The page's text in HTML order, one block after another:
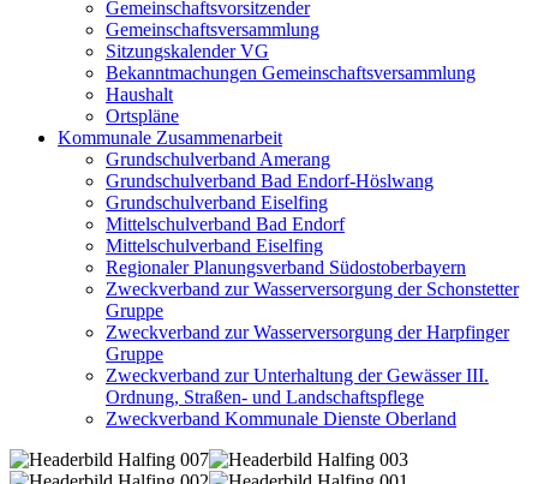
Gemeinschaftsvorsitzender
Gemeinschaftsversammlung
Sitzungskalender VG
Bekanntmachungen Gemeinschaftsversammlung
Haushalt
Ortspläne
Kommunale Zusammenarbeit
Grundschulverband Amerang
Grundschulverband Bad Endorf-Höslwang
Grundschulverband Eiselfing
Mittelschulverband Bad Endorf
Mittelschulverband Eiselfing
Regionaler Planungsverband Südostoberbayern
Zweckverband zur Wasserversorgung der Schonstetter
Gruppe
Zweckverband zur Wasserversorgung der Harpfinger
Gruppe
Zweckverband zur Unterhaltung der Gewässer III.
Ordnung, Straßen- und Landschaftspflege
Zweckverband Kommunale Dienste Oberland